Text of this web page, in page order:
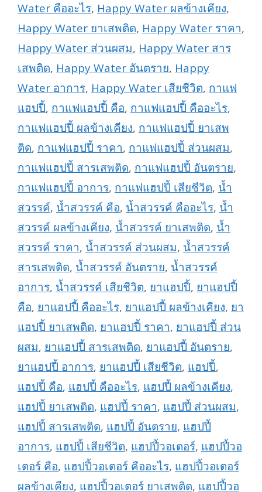
Water คืออะไร, Happy Water ผลข้างเคียง,
Happy Water ยาเสพติด, Happy Water ราคา,
Happy Water ส่วนผสม, Happy Water สาร
เสพติด, Happy Water อันตราย, Happy
Water อาการ, Happy Water เสียชีวิต, กาแฟ
แฮปปี้, กาแฟแฮปปี้ คือ, กาแฟแฮปปี้ คืออะไร,
กาแฟแฮปปี้ ผลข้างเคียง, กาแฟแฮปปี้ ยาเสพ
ติด, กาแฟแฮปปี้ ราคา, กาแฟแฮปปี้ ส่วนผสม,
กาแฟแฮปปี้ สารเสพติด, กาแฟแฮปปี้ อันตราย,
กาแฟแฮปปี้ อาการ, กาแฟแฮปปี้ เสียชีวิต, น้ำ
สวรรค์, น้ำสวรรค์ คือ, น้ำสวรรค์ คืออะไร, น้ำ
สวรรค์ ผลข้างเคียง, น้ำสวรรค์ ยาเสพติด, น้ำ
สวรรค์ ราคา, น้ำสวรรค์ ส่วนผสม, น้ำสวรรค์
สารเสพติด, น้ำสวรรค์ อันตราย, น้ำสวรรค์
อาการ, น้ำสวรรค์ เสียชีวิต, ยาแฮปปี้, ยาแฮปปี้
คือ, ยาแฮปปี้ คืออะไร, ยาแฮปปี้ ผลข้างเคียง, ยา
แฮปปี้ ยาเสพติด, ยาแฮปปี้ ราคา, ยาแฮปปี้ ส่วน
ผสม, ยาแฮปปี้ สารเสพติด, ยาแฮปปี้ อันตราย,
ยาแฮปปี้ อาการ, ยาแฮปปี้ เสียชีวิต, แฮปปี้,
แฮปปี้ คือ, แฮปปี้ คืออะไร, แฮปปี้ ผลข้างเคียง,
แฮปปี้ ยาเสพติด, แฮปปี้ ราคา, แฮปปี้ ส่วนผสม,
แฮปปี้ สารเสพติด, แฮปปี้ อันตราย, แฮปปี้
อาการ, แฮปปี้ เสียชีวิต, แฮปปี้วอเตอร์, แฮปปี้วอ
เตอร์ คือ, แฮปปี้วอเตอร์ คืออะไร, แฮปปี้วอเตอร์
ผลข้างเคียง, แฮปปี้วอเตอร์ ยาเสพติด, แฮปปี้วอ